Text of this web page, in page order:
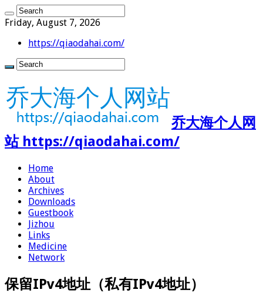
Friday, August 7, 2026
https://qiaodahai.com/
乔大海个人网
站 https://qiaodahai.com/
Home
About
Archives
Downloads
Guestbook
Jizhou
Links
Medicine
Network
保留IPv4地址（私有IPv4地址）